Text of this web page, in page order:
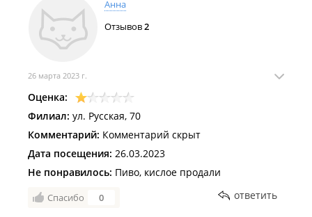
Анна
Отзывов2
26 марта 2023 г.
Оценка:
Филиал: ул. Русская, 70
Комментарий: Комментарий скрыт
Дата посещения: 26.03.2023
Не понравилось: Пиво, кислое продали
Спасибо 0 ответить